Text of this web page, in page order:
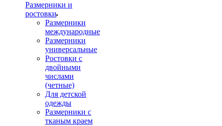
Размерники и
ростовки
Размерники
международные
Размерники
универсальные
Ростовки с
двойными
числами
(четные)
Для детской
одежды
Размерники с
тканым краем